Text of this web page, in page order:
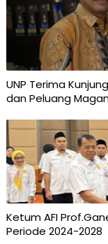
UNP Terima
dan Peluang
Ketum AFI
Periode 2024-2028